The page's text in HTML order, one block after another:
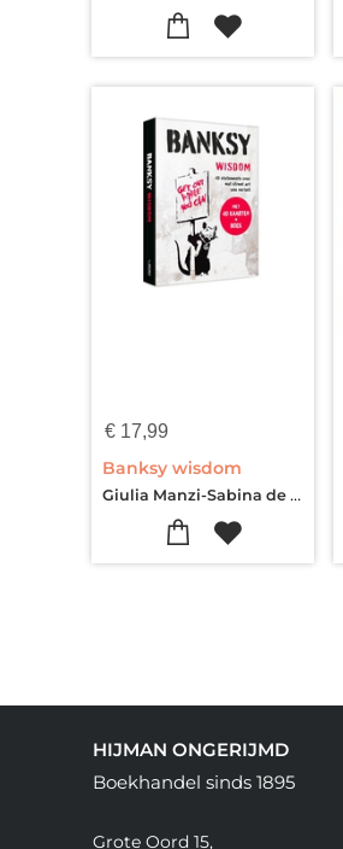
€17,99
Banksy wisdom
Giulia Manzi-Sabina de Gregori
HIJMAN ONGERIJMD
Boekhandel sinds 1895
Grote Oord 15,